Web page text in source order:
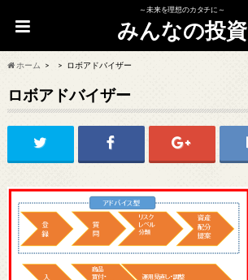
～未来を理想のカタチに～
みんなの投資
ホーム ロボアドバイザー
ロボアドバイザー